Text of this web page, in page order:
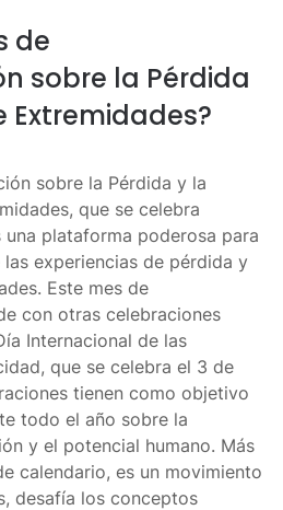
de
sobre la Pérdida
Extremidades?
sobre la Pérdida y la
que se celebra
una plataforma poderosa para
experiencias de pérdida y
Este mes de
con otras celebraciones
Internacional de las
que se celebra el 3 de
tienen como objetivo
todo el año sobre la
y el potencial humano. Más
calendario, es un movimiento
desafía los conceptos